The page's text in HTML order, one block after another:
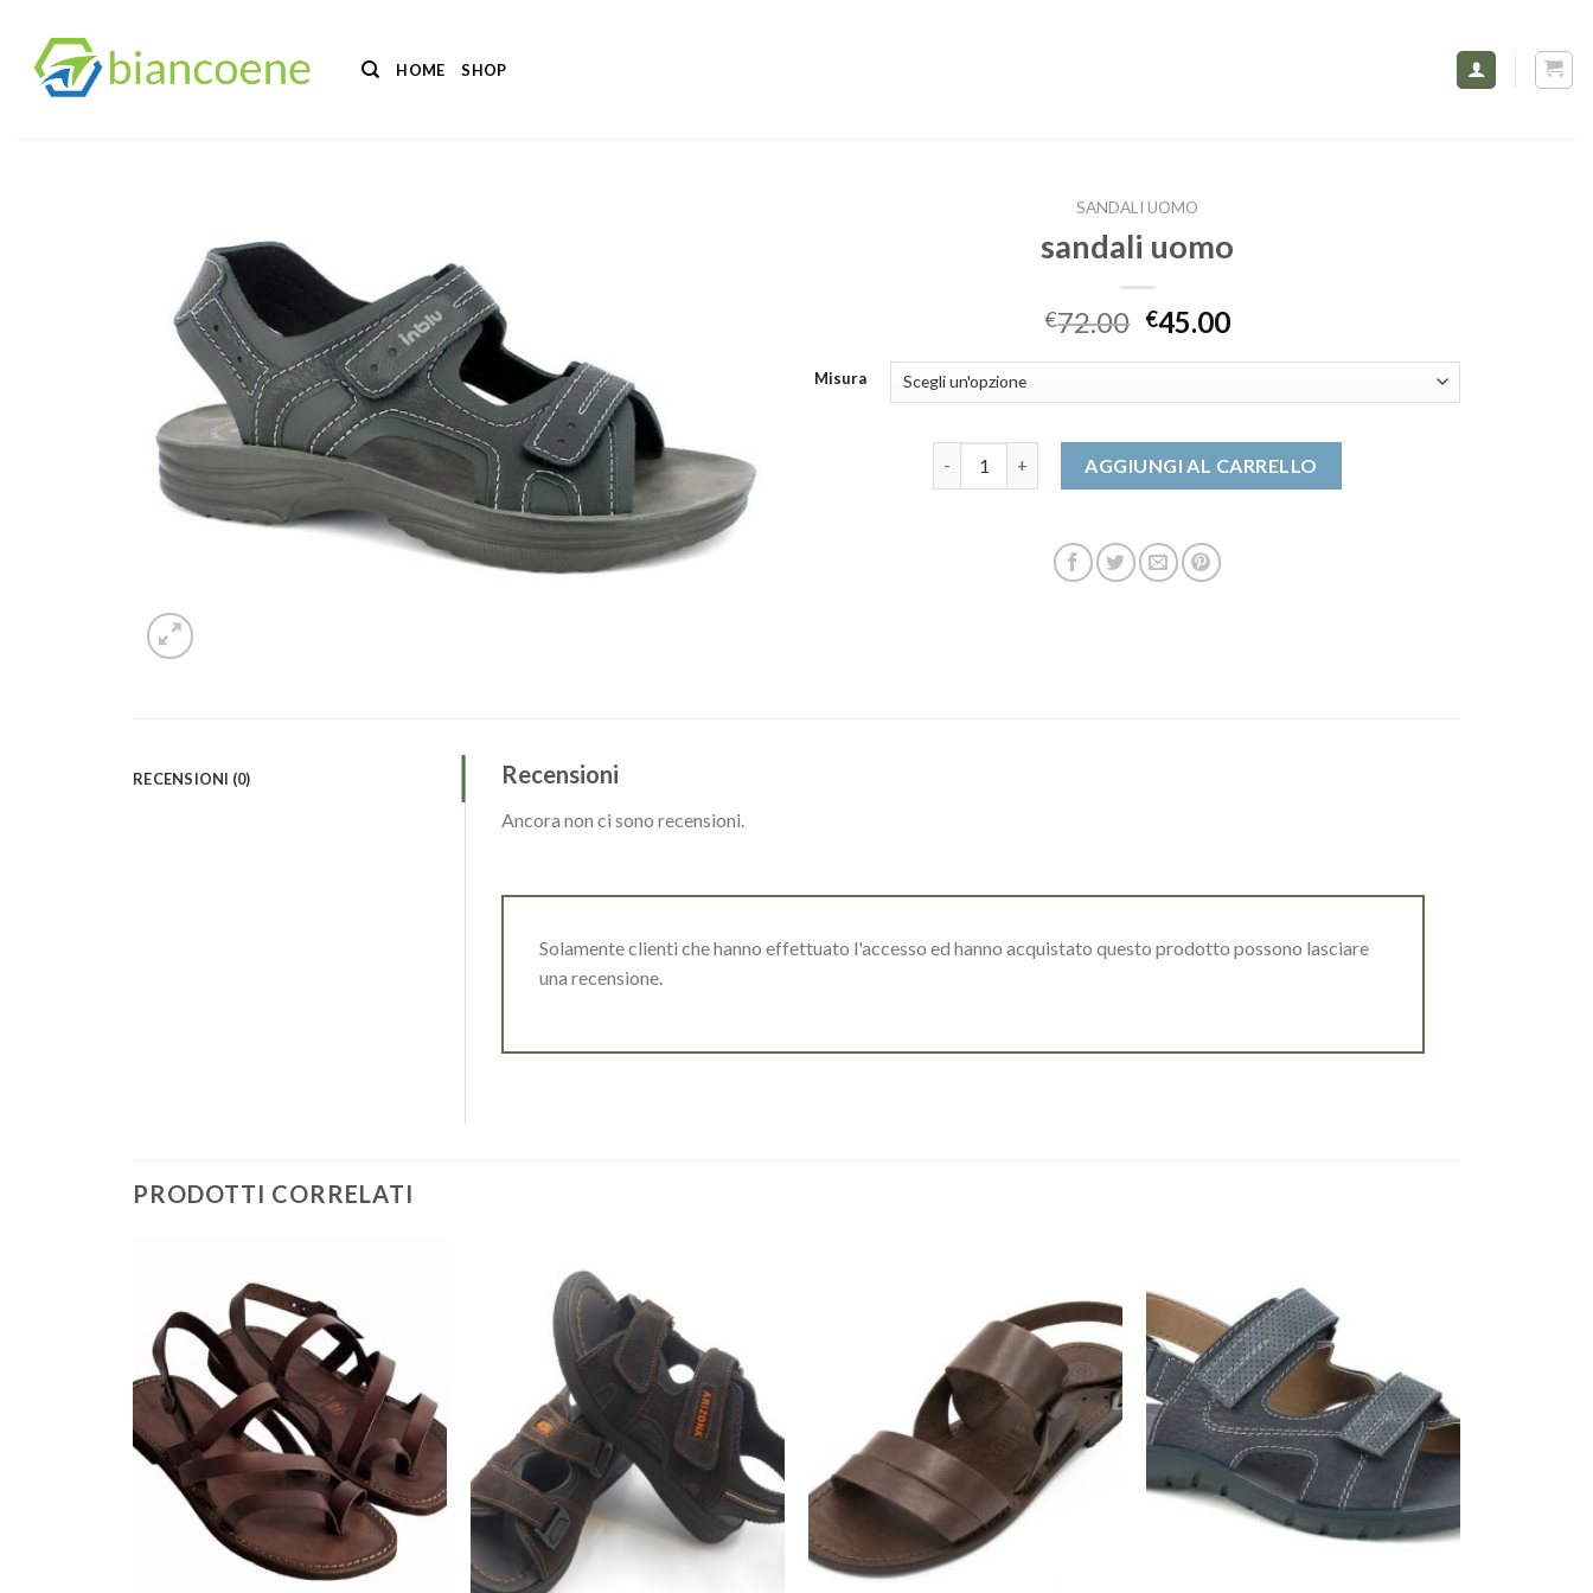
contenuti
HOME SHOP
SANDALI UOMO
sandali uomo
€72.00 €45.00
Misura
AGGIUNGI AL CARRELLO
RECENSIONI (0) Recensioni
Ancora non ci sono recensioni.
Solamente clienti che hanno effettuato l'accesso ed hanno acquistato questo prodotto possono lasciare
una recensione.
PRODOTTI CORRELATI